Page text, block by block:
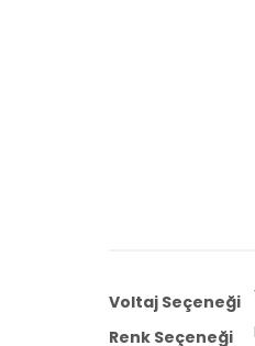
Voltaj Seçeneği
Renk Seçeneği